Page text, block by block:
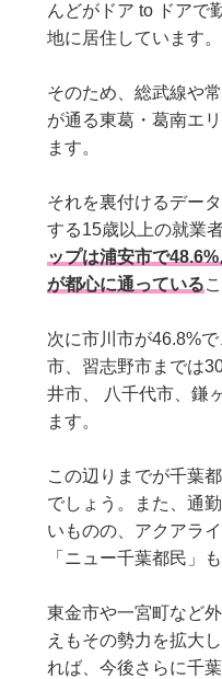
んどがドア to ドアで
地に居住しています。
そのため、総武線や
が通る東葛・葛南エ
ます。
それを裏付けるデー
する15歳以上の就業
ップは浦安市で
が都心に通っている
次に市川市が46.8%
市、習志野市までは
井市、 八千代市、鎌
ます。
この辺りまでが千葉
でしょう。また、通
いものの、アクアラ
「ニュー千葉都民」
東金市や一宮町など
えもその勢力を拡大
れば、今後さらに千